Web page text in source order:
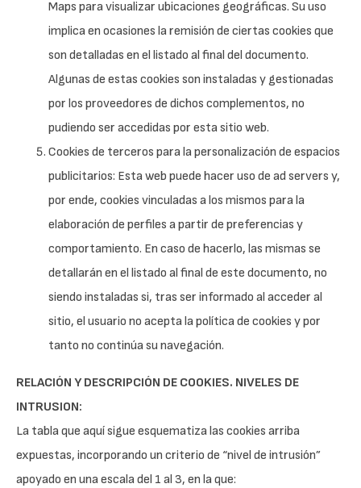
Maps para visualizar ubicaciones geográficas. Su uso
implica en ocasiones la remisión de ciertas cookies que
son detalladas en el listado al final del documento.
Algunas de estas cookies son instaladas y gestionadas
por los proveedores de dichos complementos, no
pudiendo ser accedidas por esta sitio web.
Cookies de terceros para la personalización de espacios
publicitarios: Esta web puede hacer uso de ad servers y,
por ende, cookies vinculadas a los mismos para la
elaboración de perfiles a partir de preferencias y
comportamiento. En caso de hacerlo, las mismas se
detallarán en el listado al final de este documento, no
siendo instaladas si, tras ser informado al acceder al
sitio, el usuario no acepta la política de cookies y por
tanto no continúa su navegación.
RELACIÓN Y DESCRIPCIÓN DE COOKIES. NIVELES DE
INTRUSION:
La tabla que aquí sigue esquematiza las cookies arriba
expuestas, incorporando un criterio de “nivel de intrusión”
apoyado en una escala del 1 al 3, en la que: